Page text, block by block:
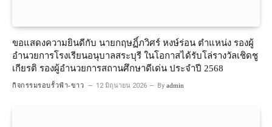
ขอแสดงความยินดีกับ นายกฤษฏิ์ภวิศร์ หงษ์ร่อน ตำแหน่ง รองผู้
อำนวยการโรงเรียนอนุบาลสระบุรี ในโอกาสได้รับโล่รางวัลเชิดชู
เกียรติ รองผู้อำนวยการสถานศึกษาดีเด่น ประจำปี 2568
กิจกรรมรอบรั้วฟ้า-ขาว 12 มิถุนายน 2026 By admin